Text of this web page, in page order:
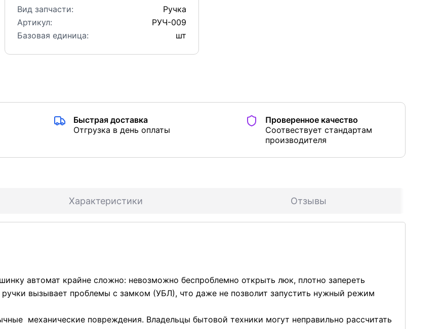
Вид запчасти:
Ручка
Артикул:
РУЧ-009
Базовая единица:
шт
Быстрая доставка
Отгрузка в день оплаты
Проверенное качество
Соотвествует стандартам
производителя
Характеристики Отзывы
автомат крайне сложно: невозможно беспроблемно открыть люк, плотно запереть
ручки вызывает проблемы с замком (УБЛ), что даже не позволит запустить нужный режим
механические повреждения. Владельцы бытовой техники могут неправильно рассчитать